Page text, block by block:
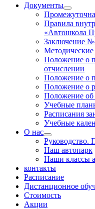
Документы
Правила
«Автошкола
Заключение №
Положение о
отчислении
Положение о
Положение о
Положение об
Учебные
Расписания
Учебные
О нас
Руководство.
Наш автопарк
Наши классы
контакты
Расписание
Дистанционное
Стоимость
Акции